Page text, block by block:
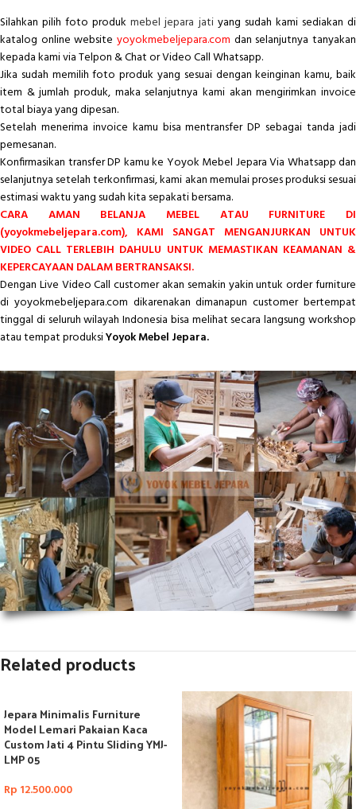
Silahkan pilih foto produkmebel jepara jatiyang sudah kami sediakan di
katalog online website yoyokmebeljepara.com dan selanjutnya tanyakan
kepada kami via Telpon & Chat or Video Call Whatsapp.
Jika sudah memilih foto produk yang sesuai dengan keinginan kamu, baik
item & jumlah produk, maka selanjutnya kami akan mengirimkan invoice
total biaya yang dipesan.
Setelah menerima invoice kamu bisa mentransfer DP sebagai tanda jadi
pemesanan.
Konfirmasikan transfer DP kamu ke Yoyok Mebel Jepara Via Whatsapp dan
selanjutnya setelah terkonfirmasi, kami akan memulai proses produksi sesuai
estimasi waktu yang sudah kita sepakati bersama.
CARA AMAN BELANJA MEBEL ATAU FURNITURE DI
(yoyokmebeljepara.com), KAMI SANGAT MENGANJURKAN UNTUK
VIDEO CALL TERLEBIH DAHULU UNTUK MEMASTIKAN KEAMANAN &
KEPERCAYAAN DALAM BERTRANSAKSI.
Dengan Live Video Call customer akan semakin yakin untuk order furniture
di yoyokmebeljepara.com dikarenakan dimanapun customer bertempat
tinggal di seluruh wilayah Indonesia bisa melihat secara langsung workshop
atau tempat produksiYoyok Mebel Jepara.
Related products
Jepara Minimalis Furniture
Model Lemari Pakaian Kaca
Custom Jati 4 Pintu Sliding YMJ-
LMP 05
Rp 12.500.000